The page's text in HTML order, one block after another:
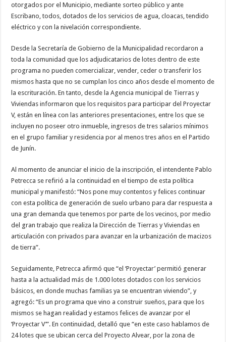
otorgados por el Municipio, mediante sorteo público y ante
Escribano, todos, dotados de los servicios de agua, cloacas, tendido
eléctrico y con la nivelación correspondiente.
Desde la Secretaría de Gobierno de la Municipalidad recordaron a
toda la comunidad que los adjudicatarios de lotes dentro de este
programa no pueden comercializar, vender, ceder o transferir los
mismos hasta que no se cumplan los cinco años desde el momento de
la escrituración. En tanto, desde la Agencia municipal de Tierras y
Viviendas informaron que los requisitos para participar del Proyectar
V, están en línea con las anteriores presentaciones, entre los que se
incluyen no poseer otro inmueble, ingresos de tres salarios mínimos
en el grupo familiar y residencia por al menos tres años en el Partido
de Junín.
Al momento de anunciar el inicio de la inscripción, el intendente Pablo
Petrecca se refirió a la continuidad en el tiempo de esta política
municipal y manifestó: “Nos pone muy contentos y felices continuar
con esta política de generación de suelo urbano para dar respuesta a
una gran demanda que tenemos por parte de los vecinos, por medio
del gran trabajo que realiza la Dirección de Tierras y Viviendas en
articulación con privados para avanzar en la urbanización de macizos
de tierra”.
Seguidamente, Petrecca afirmó que “el ‘Proyectar’ permitió generar
hasta a la actualidad más de 1.000 lotes dotados con los servicios
básicos, en donde muchas familias ya se encuentran viviendo”, y
agregó: “Es un programa que vino a construir sueños, para que los
mismos se hagan realidad y estamos felices de avanzar por el
‘Proyectar V’”. En continuidad, detalló que “en este caso hablamos de
24 lotes que se ubican cerca del Proyecto Alvear, por la zona de